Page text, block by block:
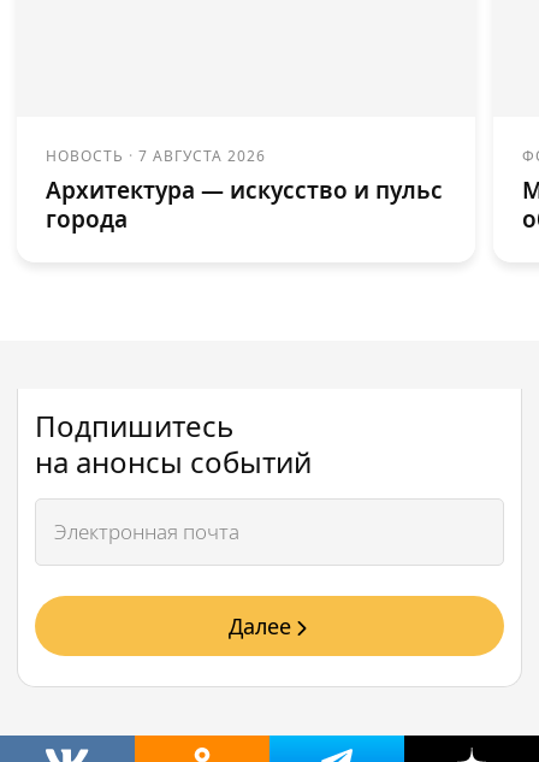
НОВОСТЬ ·7 АВГУСТА 2026
Архитектура — искусство и пульс
города
Подпишитесь
на анонсы событий
Далее